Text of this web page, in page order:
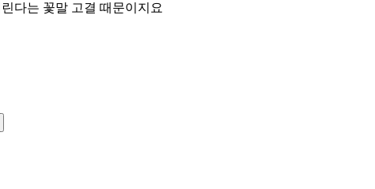
다는 꽃말 고결 때문이지요